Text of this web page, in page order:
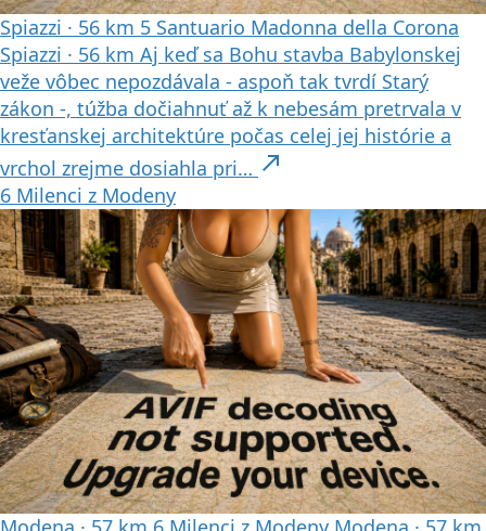
Spiazzi · 56 km 5 Santuario Madonna della Corona
Spiazzi · 56 km Aj keď sa Bohu stavba Babylonskej
veže vôbec nepozdávala - aspoň tak tvrdí Starý
zákon -, túžba dočiahnuť až k nebesám pretrvala v
kresťanskej architektúre počas celej jej histórie a
vrchol zrejme dosiahla pri… north_east
6 Milenci z Modeny